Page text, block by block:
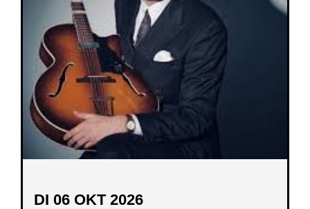
DI 06 OKT 2026